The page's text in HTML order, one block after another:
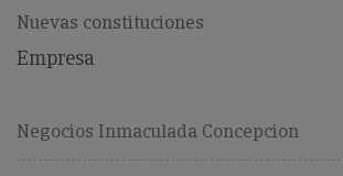
Nuevas constituciones
Empresa
Negocios Inmaculada Concepcion